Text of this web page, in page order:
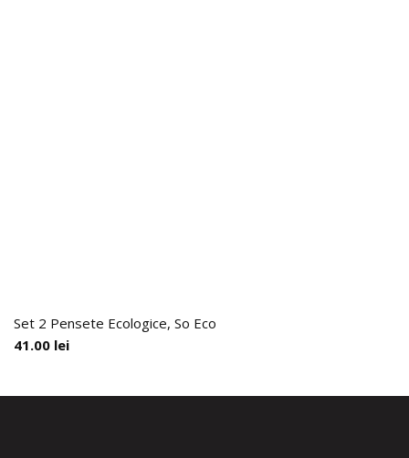
Set 2 Pensete Ecologice, So Eco
41.00 lei